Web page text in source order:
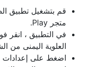
قم بتشغيل تطبيق
متجر Play.
في التطبيق ، انقر
العلوية اليمنى من
اضغط على إعدادات